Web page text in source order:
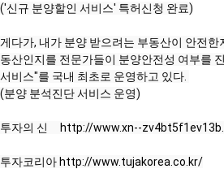
('신규 분양할인 서비스' 특허신청 완료)
게다가, 내가 분양 받으려는 부동산이 안전한
동산인지를 전문가들이 분양안전성 여부를
서비스"를 국내 최초로 운영하고 있다.
(분양 분석진단 서비스 운영)
투자의 신 http://www.xn--
투자코리아 http://www.tujakorea.co.kr/